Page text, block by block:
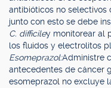
antibióticos no selectivos
junto con esto se debe
C. difficiley monitorear al
los fluidos y electrolitos
Esomeprazol:Administre
antecedentes de cáncer
esomeprazol no excluye